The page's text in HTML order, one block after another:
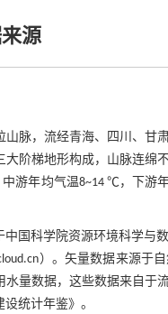
源
脉，流经青海、四川、甘
阶梯地形构成，山脉连绵
游年均气温8~14 ℃，下游
国科学院资源环境科学与
）。矢量数据来源于
水量数据，这些数据来自
统计年鉴》。